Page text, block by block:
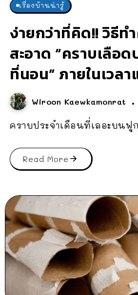
เรื่องบ้านน่ารู้
ง่ายกว่าที่คิด!! วิธีท
สะอาด “คราบเลือ
ที่นอน” ภายในเวล
Wiroon Kaewkamonrat
คราบประจำเดือนที่เลอะบน
Read More